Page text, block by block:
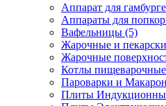
Аппарат для
Аппараты для
Вафельницы (5)
Жарочные и
Жарочные
Котлы
Пароварки и
Плиты